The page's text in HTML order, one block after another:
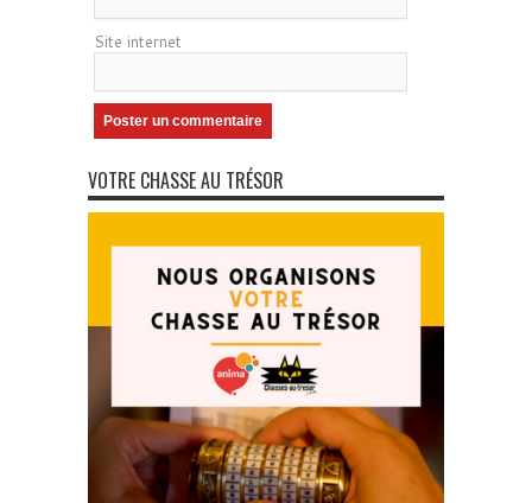
Site internet
VOTRE CHASSE AU TRÉSOR